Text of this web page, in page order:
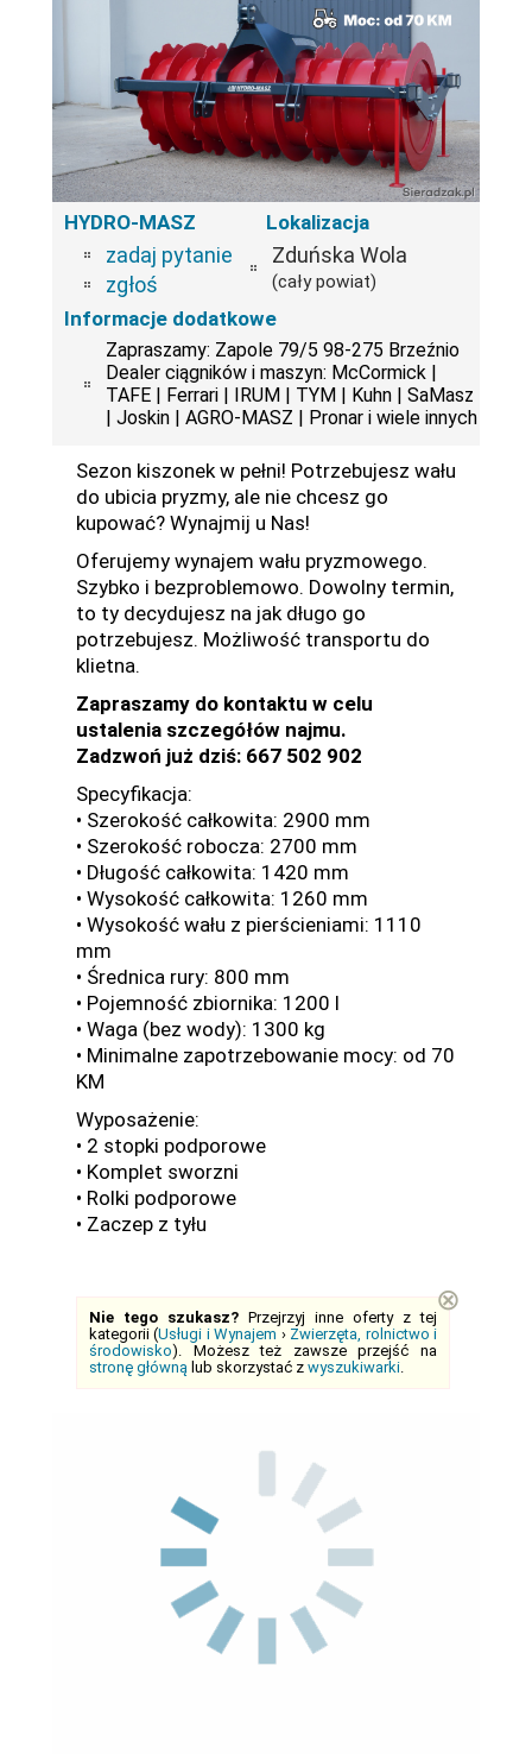
HYDRO-MASZ
zadaj pytanie
zgłoś
Lokalizacja
Zduńska Wola
(cały powiat)
Informacje dodatkowe
Zapraszamy: Zapole 79/5 98-275 Brzeźnio
Dealer ciągników i maszyn: McCormick |
TAFE | Ferrari | IRUM | TYM | Kuhn | SaMasz
| Joskin | AGRO-MASZ | Pronar i wiele innych
Sezon kiszonek w pełni! Potrzebujesz wału
do ubicia pryzmy, ale nie chcesz go
kupować? Wynajmij u Nas!
Oferujemy wynajem wału pryzmowego.
Szybko i bezproblemowo. Dowolny termin,
to ty decydujesz na jak długo go
potrzebujesz. Możliwość transportu do
klietna.
Zapraszamy do kontaktu w celu
ustalenia szczegółów najmu.
Zadzwoń już dziś: 667 502 902
Specyfikacja:
• Szerokość całkowita: 2900 mm
• Szerokość robocza: 2700 mm
• Długość całkowita: 1420 mm
• Wysokość całkowita: 1260 mm
• Wysokość wału z pierścieniami: 1110
mm
• Średnica rury: 800 mm
• Pojemność zbiornika: 1200 l
• Waga (bez wody): 1300 kg
• Minimalne zapotrzebowanie mocy: od 70
KM
Wyposażenie:
• 2 stopki podporowe
• Komplet sworzni
• Rolki podporowe
• Zaczep z tyłu
Nie tego szukasz? Przejrzyj inne oferty z tej
kategorii (Usługi i Wynajem › Zwierzęta, rolnictwo i
środowisko). Możesz też zawsze przejść na
stronę główną lub skorzystać z wyszukiwarki.
⊗